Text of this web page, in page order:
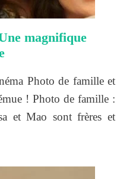
magnifique
Photo de famille et
! Photo de famille :
et Mao sont frères et